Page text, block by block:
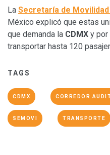
La Secretaría de
México explicó que estas
que demanda la CDMX y por
transportar hasta 120
TAGS
CDMX CORREDOR
SEMOVI TRANSPORTE